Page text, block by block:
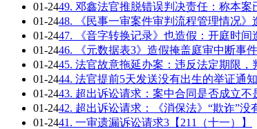
01-2449. 邓鑫法官推脱错误判决责任：称本
01-2448. 《民事一审案件审判流程管理情况》
01-2447. 《音字转换记录》也造假：开庭时间
01-2446. 《元数据表3》造假掩盖庭审中断事件
01-2445. 法官故意拖延办案：违反法定期限，
01-2444. 法官提前5天发送没有出生的举证通
01-2443. 超出诉讼请求：案中合同是否成立不
01-2442. 超出诉讼请求：《消保法》“欺诈”没
01-2441. 一审遗漏诉讼请求3【211（十一）】